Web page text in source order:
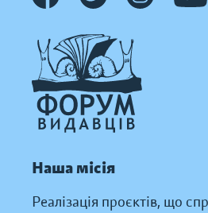
Наша місія
Реалізація проєктів, що